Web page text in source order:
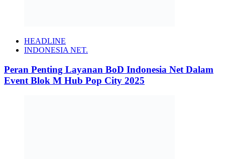
HEADLINE
INDONESIA NET.
Peran Penting Layanan BoD Indonesia Net Dalam
Event Blok M Hub Pop City 2025